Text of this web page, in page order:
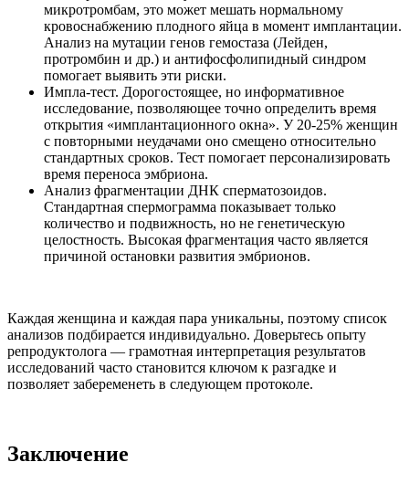
микротромбам, это может мешать нормальному
кровоснабжению плодного яйца в момент имплантации.
Анализ на мутации генов гемостаза (Лейден,
протромбин и др.) и антифосфолипидный синдром
помогает выявить эти риски.
Импла-тест. Дорогостоящее, но информативное
исследование, позволяющее точно определить время
открытия «имплантационного окна». У 20-25% женщин
с повторными неудачами оно смещено относительно
стандартных сроков. Тест помогает персонализировать
время переноса эмбриона.
Анализ фрагментации ДНК сперматозоидов.
Стандартная спермограмма показывает только
количество и подвижность, но не генетическую
целостность. Высокая фрагментация часто является
причиной остановки развития эмбрионов.
Каждая женщина и каждая пара уникальны, поэтому список
анализов подбирается индивидуально. Доверьтесь опыту
репродуктолога — грамотная интерпретация результатов
исследований часто становится ключом к разгадке и
позволяет забеременеть в следующем протоколе.
Заключение